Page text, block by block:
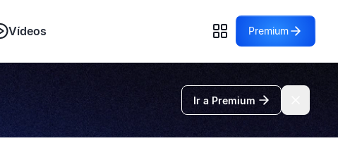
Vídeos Premium
Ir a Premium